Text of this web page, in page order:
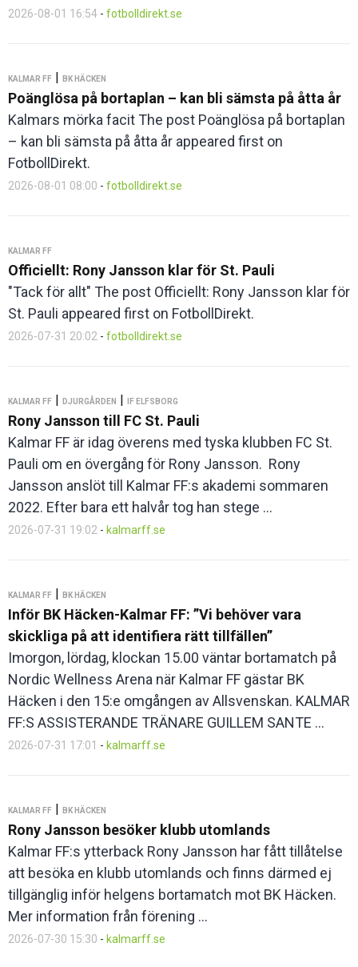
2026-08-01 16:54 - fotbolldirekt.se
KALMAR FF | BK HÄCKEN
Poänglösa på bortaplan – kan bli sämsta på åtta år
Kalmars mörka facit The post Poänglösa på bortaplan
– kan bli sämsta på åtta år appeared first on
FotbollDirekt.
2026-08-01 08:00 - fotbolldirekt.se
KALMAR FF
Officiellt: Rony Jansson klar för St. Pauli
"Tack för allt" The post Officiellt: Rony Jansson klar för
St. Pauli appeared first on FotbollDirekt.
2026-07-31 20:02 - fotbolldirekt.se
KALMAR FF | DJURGÅRDEN | IF ELFSBORG
Rony Jansson till FC St. Pauli
Kalmar FF är idag överens med tyska klubben FC St.
Pauli om en övergång för Rony Jansson. Rony
Jansson anslöt till Kalmar FF:s akademi sommaren
2022. Efter bara ett halvår tog han stege ...
2026-07-31 19:02 - kalmarff.se
KALMAR FF | BK HÄCKEN
Inför BK Häcken-Kalmar FF: ”Vi behöver vara
skickliga på att identifiera rätt tillfällen”
Imorgon, lördag, klockan 15.00 väntar bortamatch på
Nordic Wellness Arena när Kalmar FF gästar BK
Häcken i den 15:e omgången av Allsvenskan. KALMAR
FF:S ASSISTERANDE TRÄNARE GUILLEM SANTE ...
2026-07-31 17:01 - kalmarff.se
KALMAR FF | BK HÄCKEN
Rony Jansson besöker klubb utomlands
Kalmar FF:s ytterback Rony Jansson har fått tillåtelse
att besöka en klubb utomlands och finns därmed ej
tillgänglig inför helgens bortamatch mot BK Häcken.
Mer information från förening ...
2026-07-30 15:30 - kalmarff.se